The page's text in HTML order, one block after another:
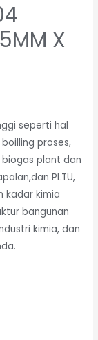
X
seperti hal
proses,
plant dan
PLTU,
kadar kimia
bangunan
kimia, dan